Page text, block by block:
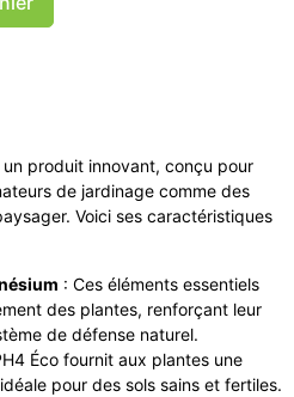
produit innovant, conçu pour
de jardinage comme des
Voici ses caractéristiques
: Ces éléments essentiels
des plantes, renforçant leur
de défense naturel.
Éco fournit aux plantes une
pour des sols sains et fertiles.